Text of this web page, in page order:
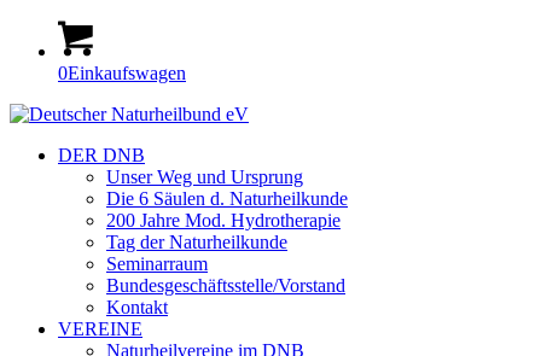
0Einkaufswagen
DER DNB
Unser Weg und Ursprung
Die 6 Säulen d. Naturheilkunde
200 Jahre Mod. Hydrotherapie
Tag der Naturheilkunde
Seminarraum
Bundesgeschäftsstelle/Vorstand
Kontakt
VEREINE
Naturheilvereine im DNB